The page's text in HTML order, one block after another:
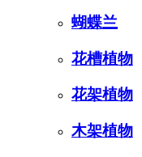
蝴蝶兰
花槽植物
花架植物
木架植物